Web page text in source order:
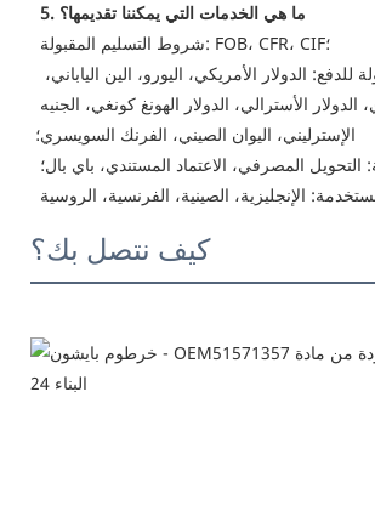
5. ما هي الخدمات التي يمكننا تقديمها؟
شروط التسليم المقبولة: FOB، CFR، CIF؛
الإسترليني، اليوان الصيني، الفرنك السويسري؛
التحويل المصرفي، الاعتماد المستندي، باي بال؛
الإنجليزية، الصينية، الفرنسية، الروسية
كيف نتصل بك؟